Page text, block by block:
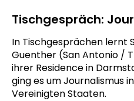
Tischgespräch:
In Tischgesprächen lernt
Guenther (San Antonio /
ihrer Residence in
ging es um Journalismus
Vereinigten Staaten.